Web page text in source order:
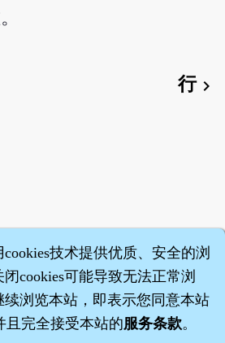
行chevron_right
技术提供优质、安全的浏
cookies可能导致无法正常浏
续浏览本站，即表示您同意本站
且完全接受本站的服务条款。